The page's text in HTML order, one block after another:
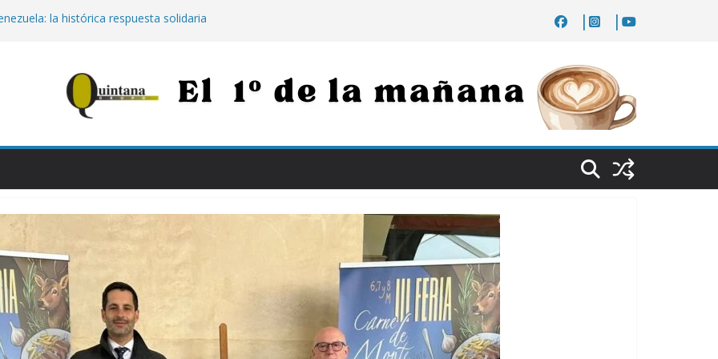
la histórica respuesta solidaria
euros por contratar de forma
extinguido el fuego tras arder 14
los más vulnerables: el Hospital de
con calostro en bebés prematuros